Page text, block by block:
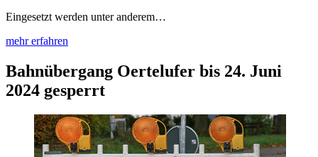
Eingesetzt werden unter anderem…
mehr erfahren
Bahnübergang Oertelufer bis 24. Juni
2024 gesperrt